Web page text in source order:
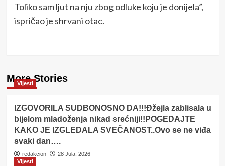
Toliko sam ljut na nju zbog odluke koju je donijela”,
ispričao je shrvani otac.
More Stories
Vijesti
IZGOVORILA SUDBONOSNO DA!!!Đžejla zablisala u
bijelom mladoženja nikad srećniji!!POGEDAJTE
KAKO JE IZGLEDALA SVEČANOST..Ovo se ne viđa
svaki dan….
redakcion
28 Jula, 2026
Vijesti